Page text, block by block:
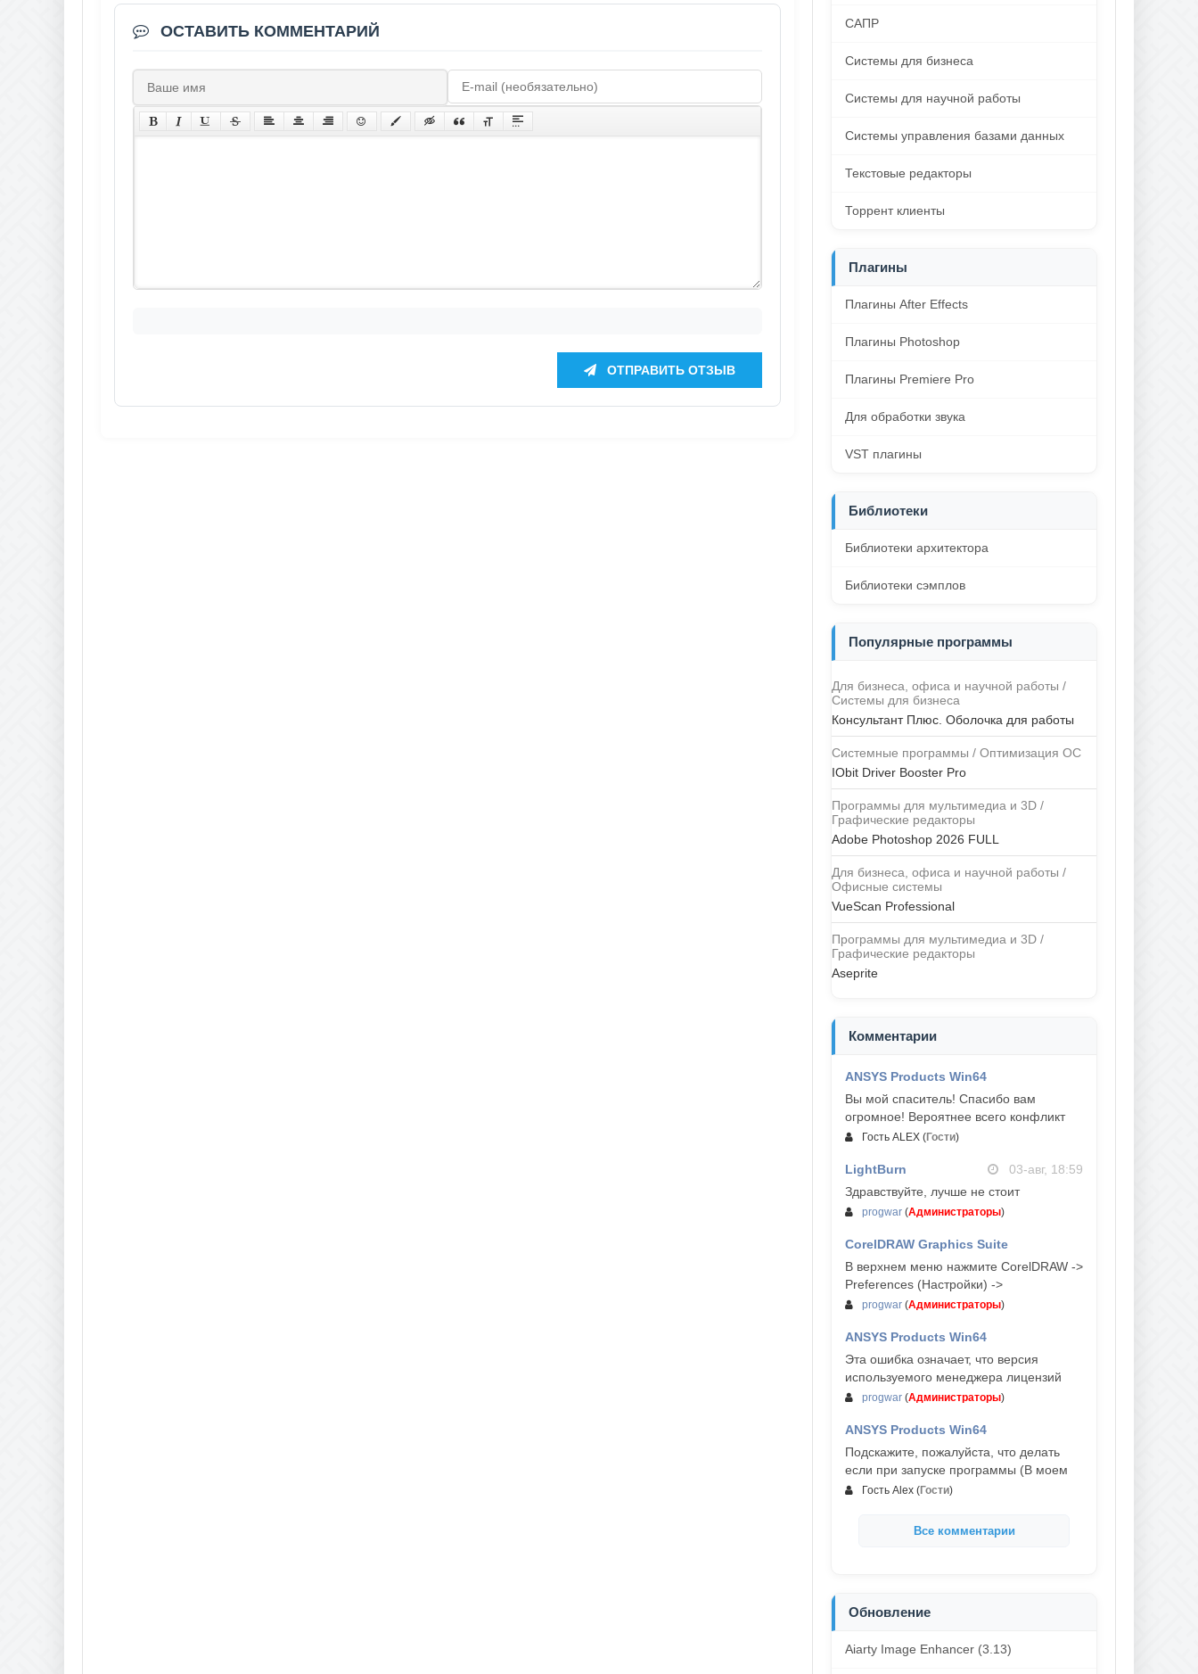
ОСТАВИТЬ КОММЕНТАРИЙ
ОТПРАВИТЬ ОТЗЫВ
САПР
Системы для бизнеса
Системы для научной работы
Системы управления базами данных
Текстовые редакторы
Торрент клиенты
Плагины
Плагины After Effects
Плагины Photoshop
Плагины Premiere Pro
Для обработки звука
VST плагины
Библиотеки
Библиотеки архитектора
Библиотеки сэмплов
Популярные программы
Для бизнеса, офиса и научной работы /
Системы для бизнеса
Консультант Плюс. Оболочка для работы
Системные программы / Оптимизация ОС
IObit Driver Booster Pro
Программы для мультимедиа и 3D /
Графические редакторы
Adobe Photoshop 2026 FULL
Для бизнеса, офиса и научной работы /
Офисные системы
VueScan Professional
Программы для мультимедиа и 3D /
Графические редакторы
Aseprite
Комментарии
ANSYS Products Win64
Вы мой спаситель! Спасибо вам
огромное! Вероятнее всего конфликт
Гость ALEX (Гости)
LightBurn
03-авг, 18:59
Здравствуйте, лучше не стоит
progwar (Администраторы)
CorelDRAW Graphics Suite
03-авг, 18:58
В верхнем меню нажмите CorelDRAW ->
Preferences (Настройки) ->
progwar (Администраторы)
ANSYS Products Win64
Эта ошибка означает, что версия
используемого менеджера лицензий
progwar (Администраторы)
ANSYS Products Win64
Подскажите, пожалуйста, что делать
если при запуске программы (В моем
Гость Alex (Гости)
Все комментарии
Обновление
Aiarty Image Enhancer (3.13)